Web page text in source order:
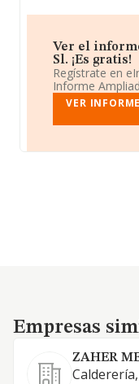
Ver el
Sl. ¡Es gratis!
Regístrate en
Informe
VER
Empresas similares
Empresas
ZAHER